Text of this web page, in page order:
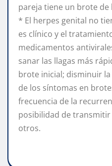
pareja tiene un brote de
* El herpes genital no
es clínico y el
medicamentos
sanar las llagas más
brote inicial; disminuir
de los síntomas en
frecuencia de la
posibilidad de transmitir
otros.